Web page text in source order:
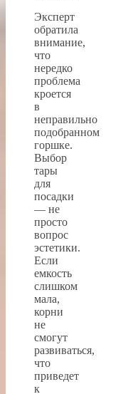
Эксперт
обратила
внимание,
что
нередко
проблема
кроется
в
неправильно
подобранном
горшке.
Выбор
тары
для
посадки
— не
просто
вопрос
эстетики.
Если
емкость
слишком
мала,
корни
не
смогут
развиваться,
что
приведет
к